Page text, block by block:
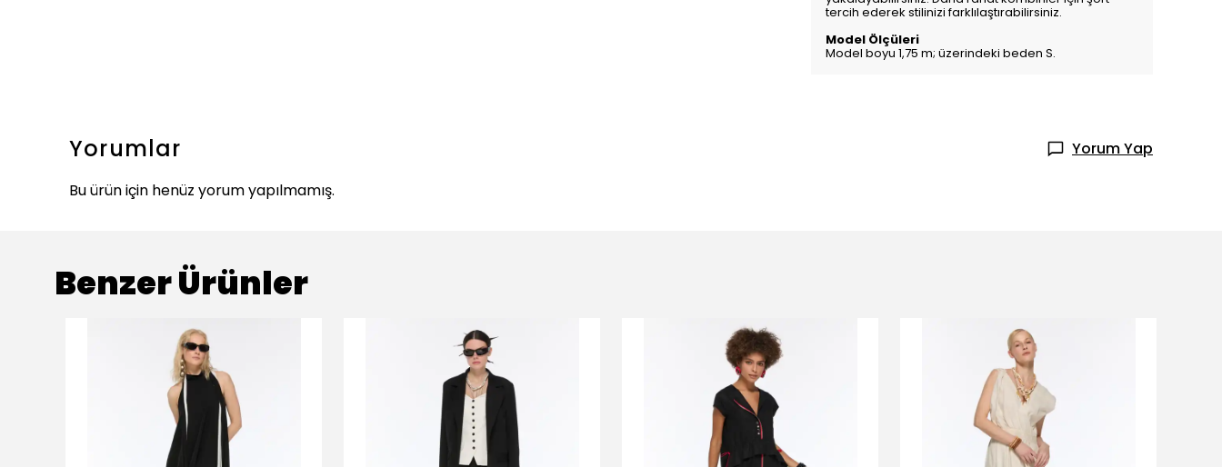
tercih ederek stilinizi farklılaştırabilirsiniz.
Model Ölçüleri
Model boyu 1,75 m; üzerindeki beden S.
Yorumlar
Yorum Yap
Bu ürün için henüz yorum yapılmamış.
Benzer Ürünler